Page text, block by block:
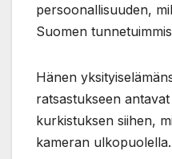
persoonallisuuden,
Suomen
Hänen
ratsastukseen
kurkistuksen siihen,
kameran